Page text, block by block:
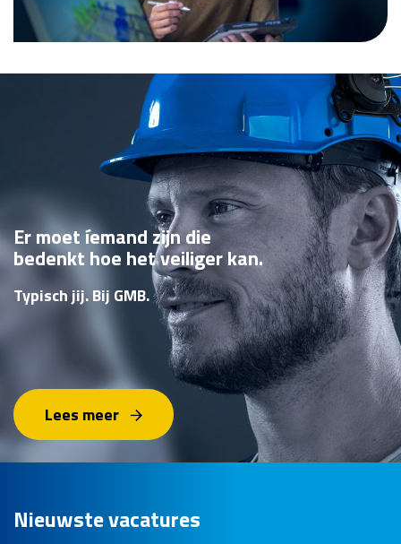
Er moet íemand zijn die
bedenkt hoe het veiliger kan.
Typisch jij. Bij GMB.
Lees meer
Nieuwste vacatures